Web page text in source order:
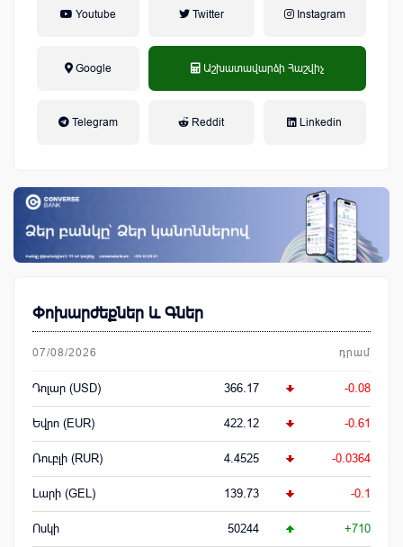
Youtube Twitter Instagram
Google Աշխատավարձի Հաշվիչ
Telegram Reddit Linkedin
Փոխարժեքներ և Գներ
07/08/2026 դրամ
Դոլար (USD) 366.17 -0.08
Եվրո (EUR) 422.12 -0.61
Ռուբլի (RUR) 4.4525 -0.0364
Լարի (GEL) 139.73 -0.1
Ոսկի 50244 +710